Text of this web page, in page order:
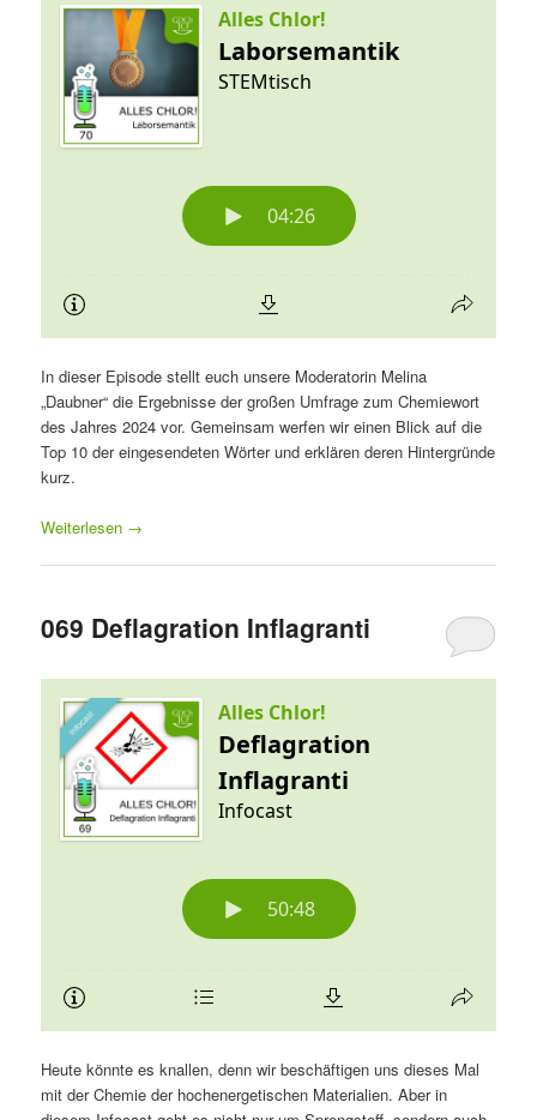
In dieser Episode stellt euch unsere Moderatorin Melina
„Daubner“ die Ergebnisse der großen Umfrage zum Chemiewort
des Jahres 2024 vor. Gemeinsam werfen wir einen Blick auf die
Top 10 der eingesendeten Wörter und erklären deren Hintergründe
kurz.
Weiterlesen →
069 Deflagration Inflagranti
Heute könnte es knallen, denn wir beschäftigen uns dieses Mal
mit der Chemie der hochenergetischen Materialien. Aber in